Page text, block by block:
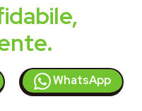
WhatsApp